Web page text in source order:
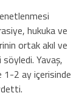
hukuka ve
ortak akıl ve
Yavaş,
1-2 ay içerisinde